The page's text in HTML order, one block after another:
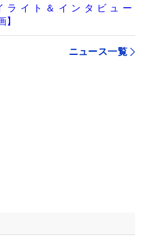
ライト＆インタビュー
】
ニュース一覧